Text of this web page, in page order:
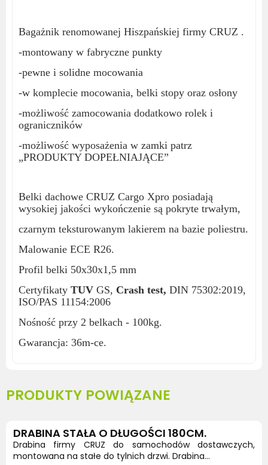
Bagażnik renomowanej Hiszpańskiej firmy CRUZ .
-montowany w fabryczne punkty
-pewne i solidne mocowania
-w komplecie mocowania, belki stopy oraz osłony
-możliwość zamocowania dodatkowo rolek i
ograniczników
-możliwość wyposażenia w zamki patrz
„PRODUKTY DOPEŁNIAJĄCE”
Belki dachowe CRUZ Cargo Xpro posiadają
wysokiej jakości wykończenie są pokryte trwałym,
czarnym teksturowanym lakierem na bazie poliestru.
Malowanie ECE R26.
Profil belki 50x30x1,5 mm
Certyfikaty TUV GS, Crash test, DIN 75302:2019,
ISO/PAS 11154:2006
Nośność przy 2 belkach - 100kg.
Gwarancja: 36m-ce.
PRODUKTY POWIĄZANE
DRABINA STAŁA O DŁUGOŚCI 180CM.
Drabina firmy CRUZ do samochodów dostawczych,
montowana na stałe do tylnich drzwi. Drabina...